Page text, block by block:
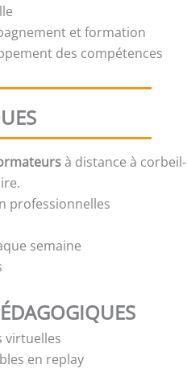
et formation
des compétences
à distance à corbeil-
professionnelles
semaine
virtuelles
en replay